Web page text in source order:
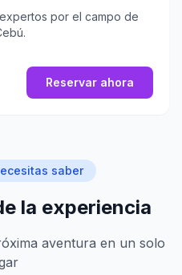
por el campo de
Reservar ahora
saber
la experiencia
aventura en un solo